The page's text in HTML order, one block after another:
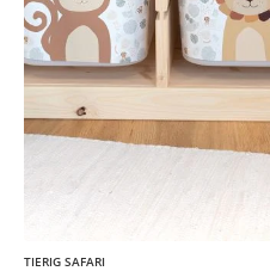
TIERIG SAFARI